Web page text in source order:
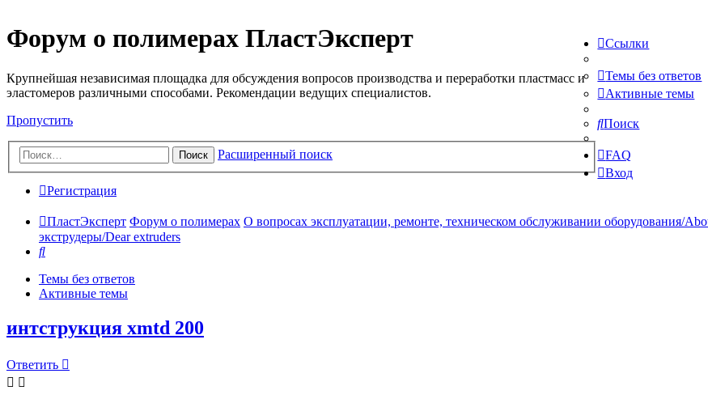
Форум о полимерах ПластЭксперт
Крупнейшая независимая площадка для обсуждения вопросов производства и переработки пластмасс и
эластомеров различными способами. Рекомендации ведущих специалистов.
Пропустить
Поиск Расширенный поиск
Ссылки
Темы без ответов
Активные темы
Поиск
FAQ
Вход
Регистрация
ПластЭксперт Форум о полимерах О вопросах эксплуатации, ремонте, техническом обслуживании оборудования/
экструдеры/Dear extruders
Поиск
Темы без ответов
Активные темы
интструкция xmtd 200
Ответить